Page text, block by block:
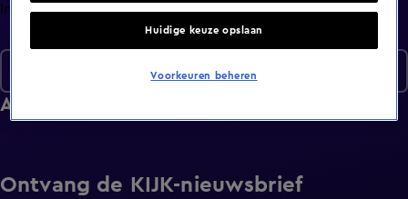
Info
Afleveringen
Ontvang de KIJK-nieuwsbrief
Huidige keuze opslaan
Voorkeuren beheren